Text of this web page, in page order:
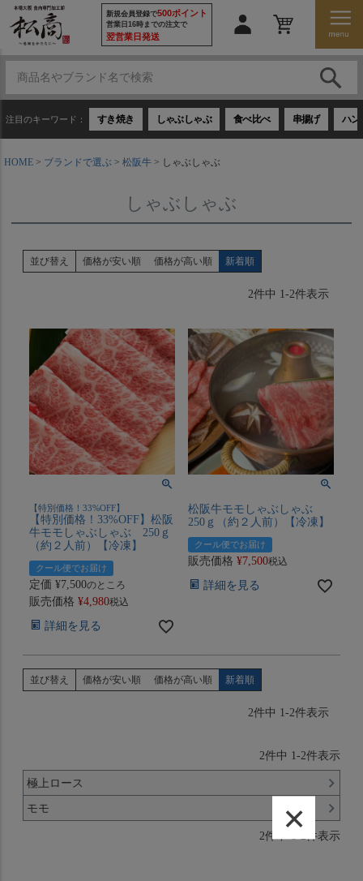
新規会員登録で500ポイント
営業日16時までの注文で
翌営業日発送
注目のキーワード： すき焼き しゃぶしゃぶ 食べ比べ 串揚げ ハン
HOME ブランドで選ぶ 松阪牛 しゃぶしゃぶ
しゃぶしゃぶ
並び替え 価格が安い順 価格が高い順 新着順
2件中 1-2件表示
【特別価格！33%OFF】
【特別価格！33%OFF】松阪
牛モモしゃぶしゃぶ 250ｇ
（約２人前）【冷凍】
クール便でお届け
定価 ¥7,500のところ
販売価格 ¥4,980税込
詳細を見る
松阪牛モモしゃぶしゃぶ
250ｇ（約２人前）【冷凍】
クール便でお届け
販売価格 ¥7,500税込
詳細を見る
並び替え 価格が安い順 価格が高い順 新着順
2件中 1-2件表示
2件中 1-2件表示
極上ロース
モモ
2件中 1-2件表示
×